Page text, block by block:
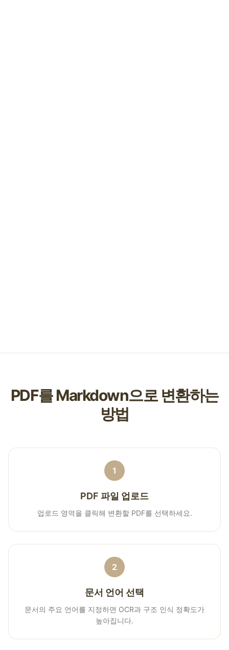
PDF를 Markdown으로 변환하는
방법
1
PDF 파일 업로드
업로드 영역을 클릭해 변환할 PDF를 선택하세요.
2
문서 언어 선택
문서의 주요 언어를 지정하면 OCR과 구조 인식 정확도가
높아집니다.